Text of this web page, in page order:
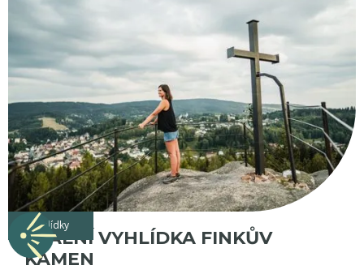
vyhlídky
SKALNÍ VYHLÍDKA FINKŮV
KÁMEN